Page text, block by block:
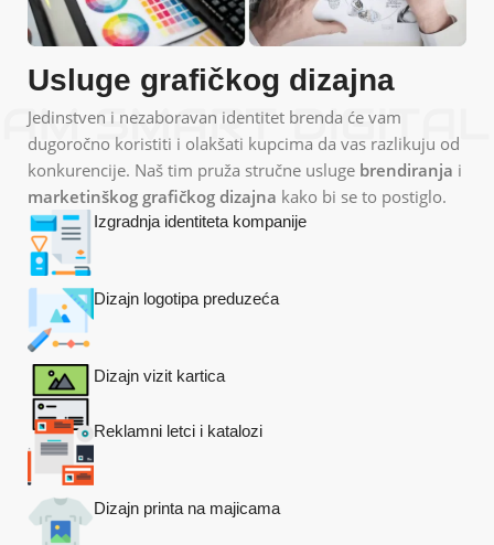
Usluge grafičkog dizajna
Jedinstven i nezaboravan identitet brenda će vam
dugoročno koristiti i olakšati kupcima da vas razlikuju od
konkurencije. Naš tim pruža stručne usluge brendiranja i
marketinškog grafičkog dizajna kako bi se to postiglo.
Izgradnja identiteta kompanije
Dizajn logotipa preduzeća
Dizajn vizit kartica
Reklamni letci i katalozi
Dizajn printa na majicama